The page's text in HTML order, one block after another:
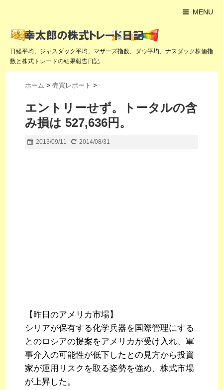
MENU
日経平均、ジャスダック平均、マザーズ指数、ダウ平均、ナスダック株価指
数と株式トレードの結果報告日記
ホーム > 売買レポート >
エントリーせず。トータルの含
み損は 527,636円。
2013/09/11 2014/08/31
【昨日のアメリカ市場】
シリアが保有する化学兵器を国際管理にする
とのロシアの提案をアメリカが受け入れ、軍
事介入の可能性が低下したとの見方から投資
家が運用リスクを取る姿勢を強め、株式市場
が上昇した。